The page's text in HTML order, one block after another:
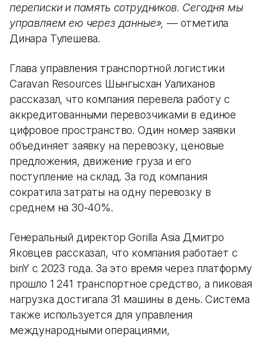
переписки и память сотрудников. Сегодня мы
управляем ею через данные», — отметила
Динара Тулешева.
Глава управления транспортной логистики
Caravan Resources Шынгысхан Уалиханов
рассказал, что компания перевела работу с
аккредитованными перевозчиками в единое
цифровое пространство. Один номер заявки
объединяет заявку на перевозку, ценовые
предложения, движение груза и его
поступление на склад. За год компания
сократила затраты на одну перевозку в
среднем на 30-40%.
Генеральный директор Gorilla Asia Дмитро
Яковцев рассказал, что компания работает с
binY с 2023 года. За это время через платформу
прошло 1 241 транспортное средство, а пиковая
нагрузка достигала 31 машины в день. Система
также используется для управления
международными операциями,